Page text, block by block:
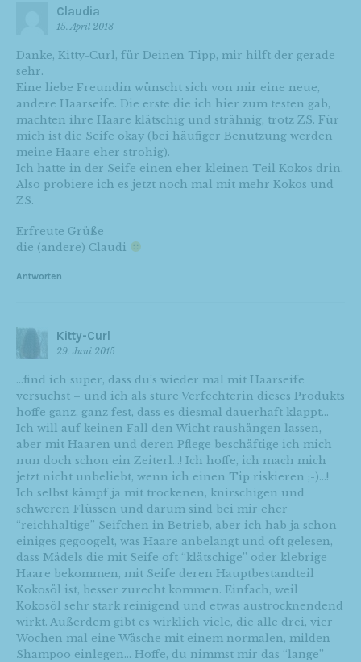
Claudia
15. April 2018
Danke, Kitty-Curl, für Deinen Tipp, mir hilft der gerade
sehr.
Eine liebe Freundin wünscht sich von mir eine neue,
andere Haarseife. Die erste die ich hier zum testen gab,
machten ihre Haare klätschig und strähnig, trotz ZS. Für
mich ist die Seife okay (bei häufiger Benutzung werden
meine Haare eher strohig).
Ich hatte in der Seife einen eher kleinen Teil Kokos drin.
Also probiere ich es jetzt noch mal mit mehr Kokos und
ZS.
Erfreute Grüße
die (andere) Claudi
Antworten
Kitty-Curl
29. Juni 2015
…find ich super, dass du’s wieder mal mit Haarseife
versuchst – und ich als sture Verfechterin dieses Produkts
hoffe ganz, ganz fest, dass es diesmal dauerhaft klappt…
Ich will auf keinen Fall den Wicht raushängen lassen,
aber mit Haaren und deren Pflege beschäftige ich mich
nun doch schon ein Zeiterl…! Ich hoffe, ich mach mich
jetzt nicht unbeliebt, wenn ich einen Tip riskieren ;-)…!
Ich selbst kämpf ja mit trockenen, knirschigen und
schweren Flüssen und darum sind bei mir eher
“reichhaltige” Seifchen in Betrieb, aber ich hab ja schon
einiges gegoogelt, was Haare anbelangt und oft gelesen,
dass Mädels die mit Seife oft “klätschige” oder klebrige
Haare bekommen, mit Seife deren Hauptbestandteil
Kokosöl ist, besser zurecht kommen. Einfach, weil
Kokosöl sehr stark reinigend und etwas austrocknendend
wirkt. Außerdem gibt es wirklich viele, die alle drei, vier
Wochen mal eine Wäsche mit einem normalen, milden
Shampoo einlegen… Hoffe, du nimmst mir das “lange”